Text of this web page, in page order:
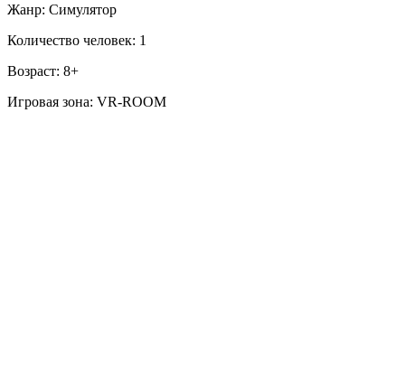
Жанр: Симулятор
Количество человек: 1
Возраст: 8+
Игровая зона: VR-ROOM